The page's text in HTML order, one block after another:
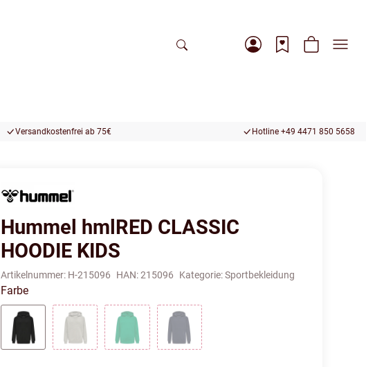
Versandkostenfrei ab 75€ Hotline +49 4471 850 5658
Hummel hmlRED CLASSIC
HOODIE KIDS
Artikelnummer: H-215096 HAN:215096 Kategorie:Sportbekleidung
Farbe